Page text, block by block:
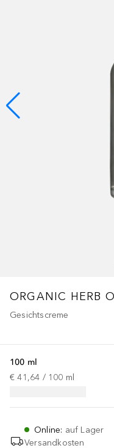
ORGANIC HERB
Gesichtscreme
100 ml
€ 41,64 / 100 ml
Online: auf Lager
Versandkosten